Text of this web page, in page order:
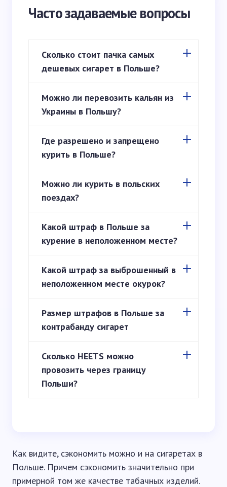
Часто задаваемые вопросы
Сколько стоит пачка самых
дешевых сигарет в Польше?
Можно ли перевозить кальян из
Украины в Польшу?
Где разрешено и запрещено
курить в Польше?
Можно ли курить в польских
поездах?
Какой штраф в Польше за
курение в неположенном месте?
Какой штраф за выброшенный в
неположенном месте окурок?
Размер штрафов в Польше за
контрабанду сигарет
Сколько HEETS можно
провозить через границу
Польши?
Как видите, сэкономить можно и на сигаретах в
Польше. Причем сэкономить значительно при
примерной том же качестве табачных изделий.